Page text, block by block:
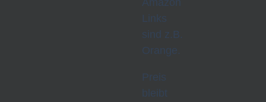
Amazon
Links
sind z.B.
Orange.
Preis
bleibt